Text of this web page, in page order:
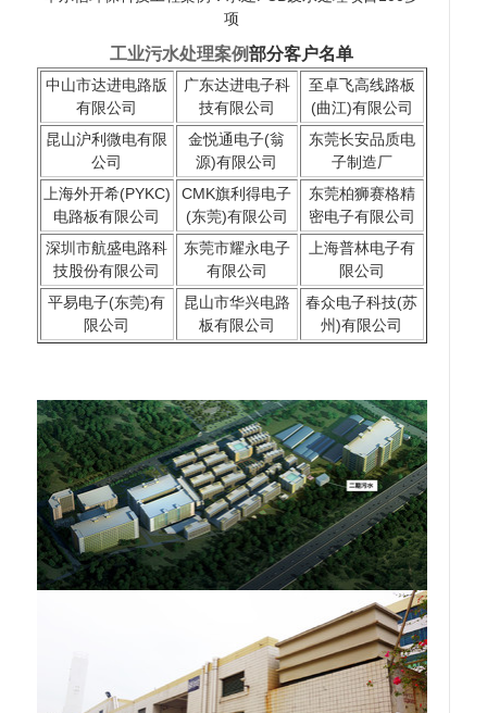
项
工业污水处理案例部分客户名单
中山市达进电路版
有限公司
广东达进电子科
技有限公司
至卓飞高线路板
(曲江)有限公司
昆山沪利微电有限
公司
金悦通电子(翁
源)有限公司
东莞长安品质电
子制造厂
上海外开希(PYKC)
电路板有限公司
CMK旗利得电子
(东莞)有限公司
东莞柏狮赛格精
密电子有限公司
深圳市航盛电路科
技股份有限公司
东莞市耀永电子
有限公司
上海普林电子有
限公司
平易电子(东莞)有
限公司
昆山市华兴电路
板有限公司
春众电子科技(苏
州)有限公司